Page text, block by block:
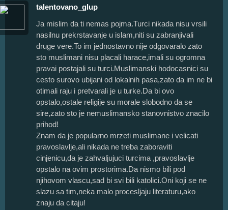
talentovano_glup
Ja mislim da ti nemas pojma.Turci nikada nisu vrsili
nasilnu prekrstavanje u islam,niti su zabranjivali
druge vere.To im jednostavno nije odgovaralo zato
sto muslimani nisu placali harace,imali su ogromna
pravai postajali su turci.Muslimanski hodocasnici su
cesto surovo ubijani od lokalnih pasa,zato da im ne bi
otimali raju i pretvarali je u turke.Da bi ovo
opstalo,ostale religije su morale slobodno da se
sire,zato sto je nemuslimansko stanovnistvo znacilo
prihod!
Znam da je popularno mrzeti muslimane i velicati
pravoslavlje,ali nikada ne treba zaboraviti
cinjenicu,da je zahvaljujuci turcima ,pravoslavlje
opstalo na ovim prostorima.Da nismo bili pod
njihovom vlascu,sad bi svi bili katolici.Oni koji se ne
slazu sa tim,neka malo procesljaju literaturu,ako
znaju da citaju!